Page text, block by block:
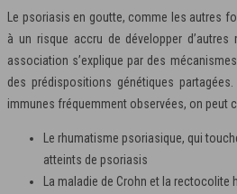
Le psoriasis en goutte, comme les autres
à un risque accru de développer d’autres
association s’explique par des
des prédispositions génétiques
immunes fréquemment observées, on peut
Le rhumatisme psoriasique, qui
atteints de psoriasis
La maladie de Crohn et la rectocolite